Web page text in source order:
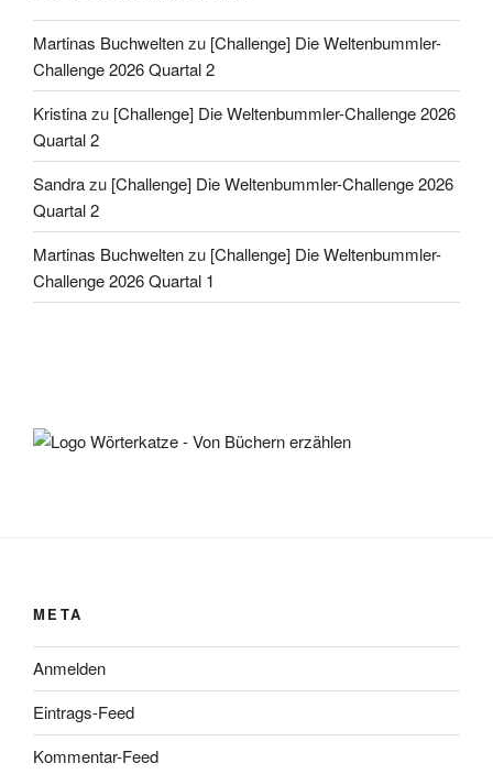
Martinas Buchweltenzu [Challenge] Die Weltenbummler-
Challenge 2026 Quartal 2
Kristinazu [Challenge] Die Weltenbummler-Challenge 2026
Quartal 2
Sandrazu [Challenge] Die Weltenbummler-Challenge 2026
Quartal 2
Martinas Buchweltenzu [Challenge] Die Weltenbummler-
Challenge 2026 Quartal 1
META
Anmelden
Eintrags-Feed
Kommentar-Feed